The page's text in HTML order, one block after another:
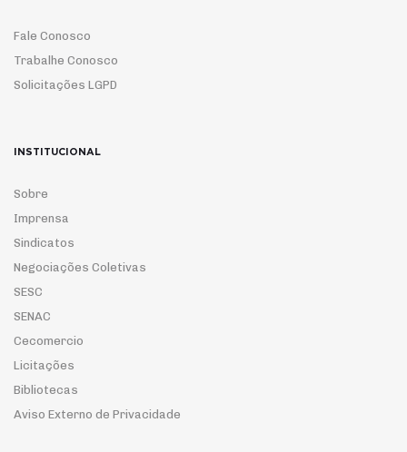
Fale Conosco
Trabalhe Conosco
Solicitações LGPD
INSTITUCIONAL
Sobre
Imprensa
Sindicatos
Negociações Coletivas
SESC
SENAC
Cecomercio
Licitações
Bibliotecas
Aviso Externo de Privacidade